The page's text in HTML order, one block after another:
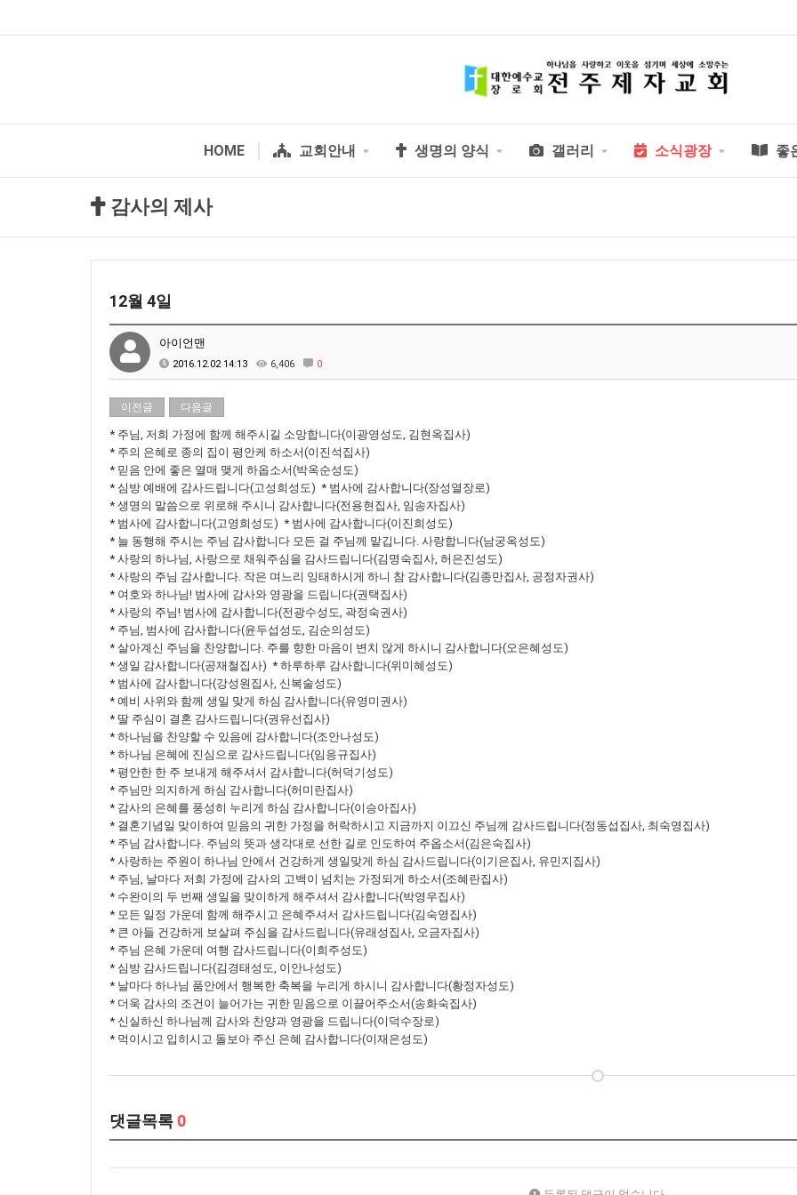
HOME 교회안내 생명의 양식 갤러리 소식광장 좋
감사의 제사
12월 4일
아이언맨
2016.12.02 14:13 6,406 0
이전글 다음글
* 주님, 저희 가정에 함께 해주시길 소망합니다(이광영성도, 김현옥집사)
* 주의 은혜로 종의 집이 평안케 하소서(이진석집사)
* 믿음 안에 좋은 열매 맺게 하옵소서(박옥순성도)
* 심방 예배에 감사드립니다(고성희성도) * 범사에 감사합니다(장성열장로)
* 생명의 말씀으로 위로해 주시니 감사합니다(전용현집사, 임송자집사)
* 범사에 감사합니다(고영희성도) * 범사에 감사합니다(이진희성도)
* 늘 동행해 주시는 주님 감사합니다 모든 걸 주님께 맡깁니다. 사랑합니다(남궁옥성도)
* 사랑의 하나님, 사랑으로 채워주심을 감사드립니다(김명숙집사, 허은진성도)
* 사랑의 주님 감사합니다. 작은 며느리 잉태하시게 하니 참 감사합니다(김종만집사, 공정자권사)
* 여호와 하나님! 범사에 감사와 영광을 드립니다(권택집사)
* 사랑의 주님! 범사에 감사합니다(전광수성도, 곽정숙권사)
* 주님, 범사에 감사합니다(윤두섭성도, 김순의성도)
* 살아계신 주님을 찬양합니다. 주를 향한 마음이 변치 않게 하시니 감사합니다(오은혜성도)
* 생일 감사합니다(공재철집사) * 하루하루 감사합니다(위미혜성도)
* 범사에 감사합니다(강성원집사, 신복술성도)
* 예비 사위와 함께 생일 맞게 하심 감사합니다(유영미권사)
* 딸 주심이 결혼 감사드립니다(권유선집사)
* 하나님을 찬양할 수 있음에 감사합니다(조안나성도)
* 하나님 은혜에 진심으로 감사드립니다(임응규집사)
* 평안한 한 주 보내게 해주셔서 감사합니다(허덕기성도)
* 주님만 의지하게 하심 감사합니다(허미란집사)
* 감사의 은혜를 풍성히 누리게 하심 감사합니다(이승아집사)
* 결혼기념일 맞이하여 믿음의 귀한 가정을 허락하시고 지금까지 이끄신 주님께 감사드립니다(정동섭집사, 최숙영집사)
* 주님 감사합니다. 주님의 뜻과 생각대로 선한 길로 인도하여 주옵소서(김은숙집사)
* 사랑하는 주원이 하나님 안에서 건강하게 생일맞게 하심 감사드립니다(이기은집사, 유민지집사)
* 주님, 날마다 저희 가정에 감사의 고백이 넘치는 가정되게 하소서(조혜란집사)
* 수완이의 두 번째 생일을 맞이하게 해주셔서 감사합니다(박영우집사)
* 모든 일정 가운데 함께 해주시고 은혜주셔서 감사드립니다(김숙영집사)
* 큰 아들 건강하게 보살펴 주심을 감사드립니다(유래성집사, 오금자집사)
* 주님 은혜 가운데 여행 감사드립니다(이희주성도)
* 심방 감사드립니다(김경태성도, 이안나성도)
* 날마다 하나님 품안에서 행복한 축복을 누리게 하시니 감사합니다(황정자성도)
* 더욱 감사의 조건이 늘어가는 귀한 믿음으로 이끌어주소서(송화숙집사)
* 신실하신 하나님께 감사와 찬양과 영광을 드립니다(이덕수장로)
* 먹이시고 입히시고 돌보아 주신 은혜 감사합니다(이재은성도)
댓글목록 0